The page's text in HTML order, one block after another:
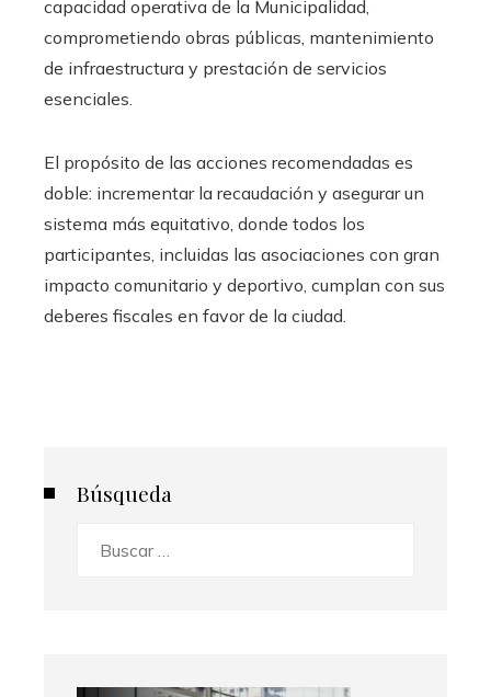
capacidad operativa de la Municipalidad,
comprometiendo obras públicas, mantenimiento
de infraestructura y prestación de servicios
esenciales.
El propósito de las acciones recomendadas es
doble: incrementar la recaudación y asegurar un
sistema más equitativo, donde todos los
participantes, incluidas las asociaciones con gran
impacto comunitario y deportivo, cumplan con sus
deberes fiscales en favor de la ciudad.
Búsqueda